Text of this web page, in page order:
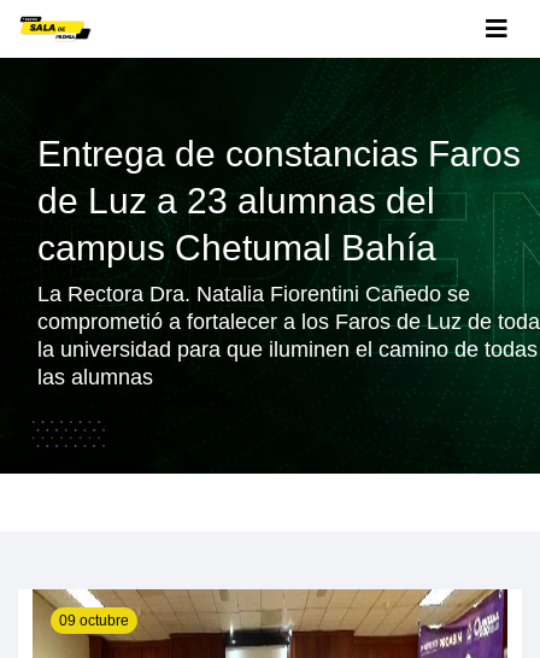
Entrega de constancias Faros
de Luz a 23 alumnas del
campus Chetumal Bahía
La Rectora Dra. Natalia Fiorentini Cañedo se
comprometió a fortalecer a los Faros de Luz de toda
la universidad para que iluminen el camino de todas
las alumnas
09 octubre